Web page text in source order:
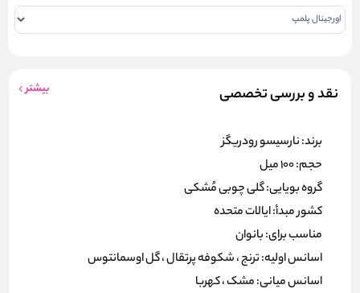
نقد و بررسی تخصصی بیشتر
برند: نارسیسو رودریگز
حجم: 100 میل
گروه بویایی: گلی چوبی مُشکی
کشور مبدأ: ایالات متحده
مناسب برای: بانوان
اسانس اولیه: ترنج ، شکوفه پرتقال ، گل اوسمانتوس
اسانس میانی: مشک ، کهربا